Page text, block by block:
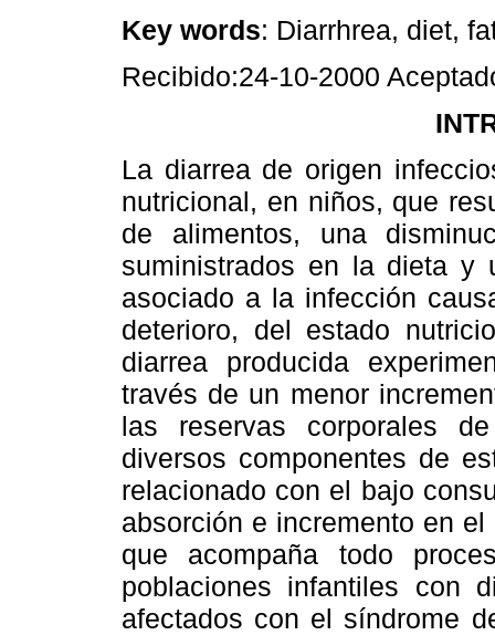
Key words: Diarrhrea, diet,
Recibido:24-10-2000
La diarrea de origen
nutricional, en niños, que
de alimentos, una
suministrados en la dieta y
asociado a la infección
deterioro, del estado
diarrea producida
través de un menor
las reservas corporales
diversos componentes de
relacionado con el bajo
absorción e incremento en
que acompaña todo
poblaciones infantiles con
afectados con el síndrome